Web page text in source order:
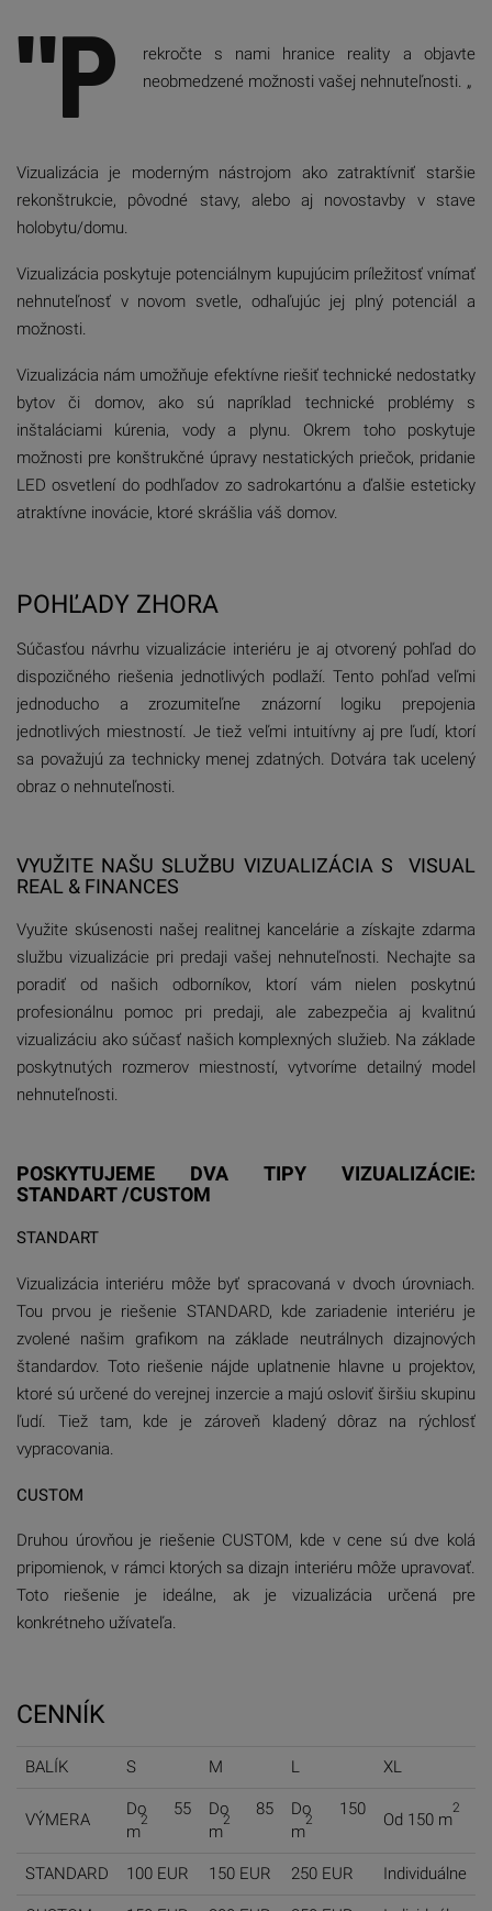
"P
rekročte s nami hranice reality a objavte
neobmedzené možnosti vašej nehnuteľnosti. „
Vizualizácia je moderným nástrojom ako zatraktívniť staršie
rekonštrukcie, pôvodné stavy, alebo aj novostavby v stave
holobytu/domu.
Vizualizácia poskytuje potenciálnym kupujúcim príležitosť vnímať
nehnuteľnosť v novom svetle, odhaľujúc jej plný potenciál a
možnosti.
Vizualizácia nám umožňuje efektívne riešiť technické nedostatky
bytov či domov, ako sú napríklad technické problémy s
inštaláciami kúrenia, vody a plynu. Okrem toho poskytuje
možnosti pre konštrukčné úpravy nestatických priečok, pridanie
LED osvetlení do podhľadov zo sadrokartónu a ďalšie esteticky
atraktívne inovácie, ktoré skrášlia váš domov.
POHĽADY ZHORA
Súčasťou návrhu vizualizácie interiéru je aj otvorený pohľad do
dispozičného riešenia jednotlivých podlaží. Tento pohľad veľmi
jednoducho a zrozumiteľne znázorní logiku prepojenia
jednotlivých miestností. Je tiež veľmi intuitívny aj pre ľudí, ktorí
sa považujú za technicky menej zdatných. Dotvára tak ucelený
obraz o nehnuteľnosti.
VYUŽITE NAŠU SLUŽBU VIZUALIZÁCIA S VISUAL
REAL & FINANCES
Využite skúsenosti našej realitnej kancelárie a získajte zdarma
službu vizualizácie pri predaji vašej nehnuteľnosti. Nechajte sa
poradiť od našich odborníkov, ktorí vám nielen poskytnú
profesionálnu pomoc pri predaji, ale zabezpečia aj kvalitnú
vizualizáciu ako súčasť našich komplexných služieb. Na základe
poskytnutých rozmerov miestností, vytvoríme detailný model
nehnuteľnosti.
POSKYTUJEME DVA TIPY VIZUALIZÁCIE:
STANDART /CUSTOM
STANDART
Vizualizácia interiéru môže byť spracovaná v dvoch úrovniach.
Tou prvou je riešenie STANDARD, kde zariadenie interiéru je
zvolené našim grafikom na základe neutrálnych dizajnových
štandardov. Toto riešenie nájde uplatnenie hlavne u projektov,
ktoré sú určené do verejnej inzercie a majú osloviť širšiu skupinu
ľudí. Tiež tam, kde je zároveň kladený dôraz na rýchlosť
vypracovania.
CUSTOM
Druhou úrovňou je riešenie CUSTOM, kde v cene sú dve kolá
pripomienok, v rámci ktorých sa dizajn interiéru môže upravovať.
Toto riešenie je ideálne, ak je vizualizácia určená pre
konkrétneho užívateľa.
CENNÍK
BALÍK S M L XL
VÝMERA
Do 55
m
2
Do 85
m
2
Do 150
m
2 Od 150 m
2
STANDARD 100 EUR 150 EUR 250 EUR Individuálne